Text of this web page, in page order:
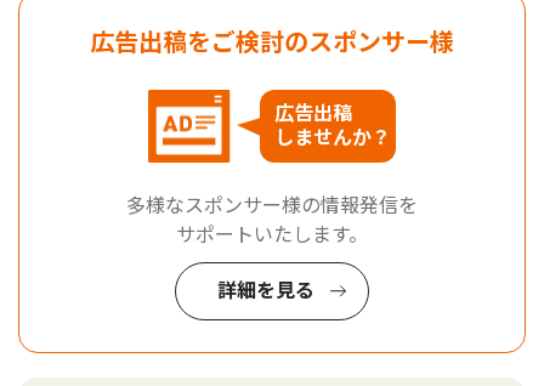
広告出稿をご検討のスポンサー様
広告出稿
しませんか？
多様なスポンサー様の情報発信を
サポートいたします。
詳細を見る